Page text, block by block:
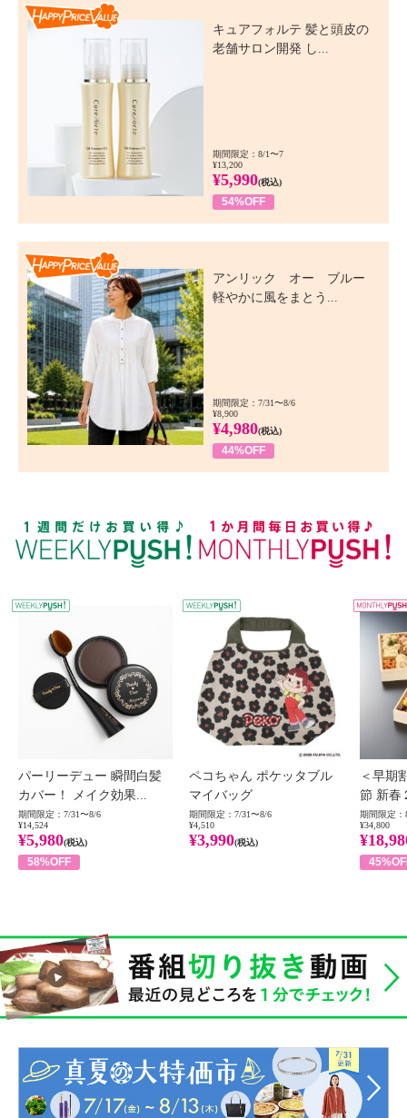
キュアフォルテ 髪と頭皮の
老舗サロン開発 し...
期間限定：8/1〜7
¥13,200
¥5,990(税込)
54%OFF
アンリック オー ブルー
軽やかに風をまとう...
期間限定：7/31〜8/6
¥8,900
¥4,980(税込)
44%OFF
WEEKLY PUSH
パーリーデュー 瞬間白髪
カバー！ メイク効果...
期間限定：7/31〜8/6
¥14,524
¥5,980(税込)
58%OFF
ペコちゃん ポケッタブル
マイバッグ
期間限定：7/31〜8/6
¥4,510
¥3,990(税込)
＜早期
節 新春
期間限定：
¥34,800